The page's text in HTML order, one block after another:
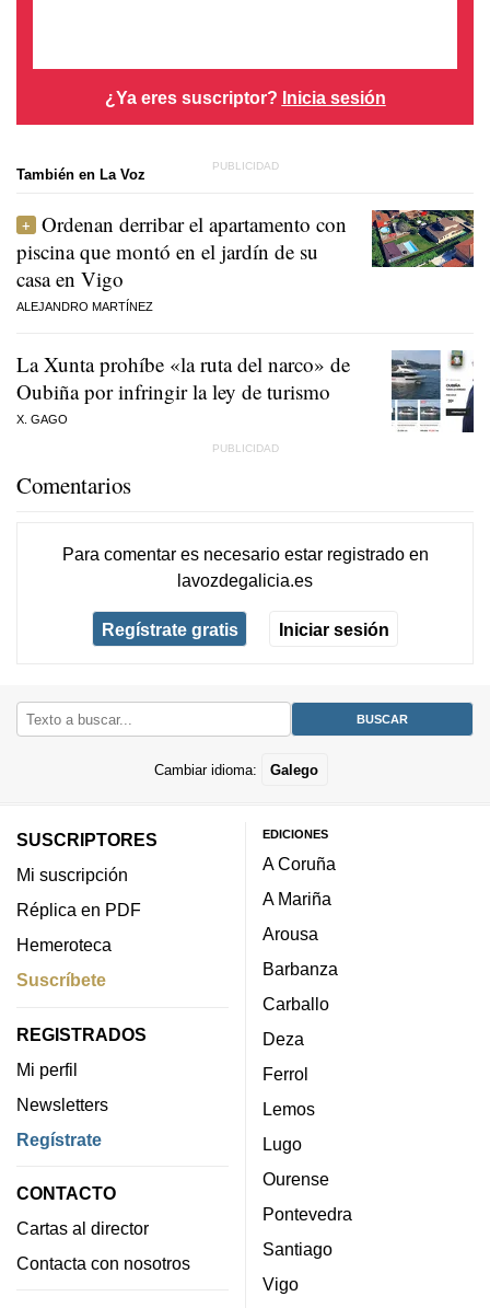
¿Ya eres suscriptor? Inicia sesión
También en La Voz
Ordenan derribar el apartamento con
piscina que montó en el jardín de su
casa en Vigo
ALEJANDRO MARTÍNEZ
La Xunta prohíbe «la ruta del narco» de
Oubiña por infringir la ley de turismo
X. GAGO
Comentarios
Para comentar es necesario estar registradoen
lavozdegalicia.es
Regístrate gratis Iniciar sesión
Cambiar idioma: Galego
SUSCRIPTORES
Mi suscripción
Réplica en PDF
Hemeroteca
Suscríbete
REGISTRADOS
Mi perfil
Newsletters
Regístrate
CONTACTO
Cartas al director
Contacta con nosotros
EDICIONES
A Coruña
A Mariña
Arousa
Barbanza
Carballo
Deza
Ferrol
Lemos
Lugo
Ourense
Pontevedra
Santiago
Vigo